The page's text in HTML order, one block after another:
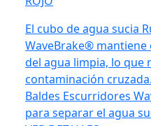
El cubo de agua sucia
WaveBrake® mantiene
del agua limpia, lo que
contaminación
Baldes Escurridores
para separar el agua